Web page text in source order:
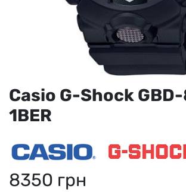
Casio G-Shock
1BER
8350 грн